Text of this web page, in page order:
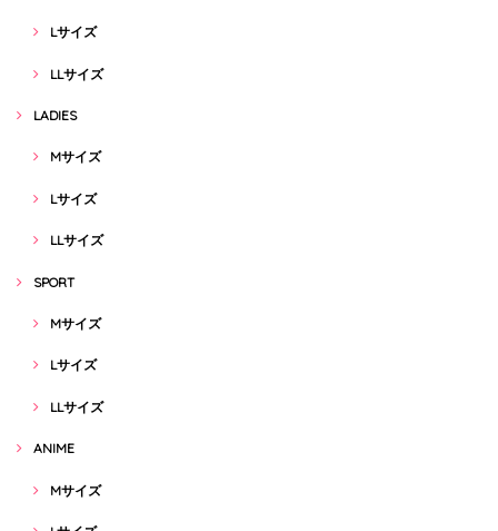
Lサイズ
LLサイズ
LADIES
Mサイズ
Lサイズ
LLサイズ
SPORT
Mサイズ
Lサイズ
LLサイズ
ANIME
Mサイズ